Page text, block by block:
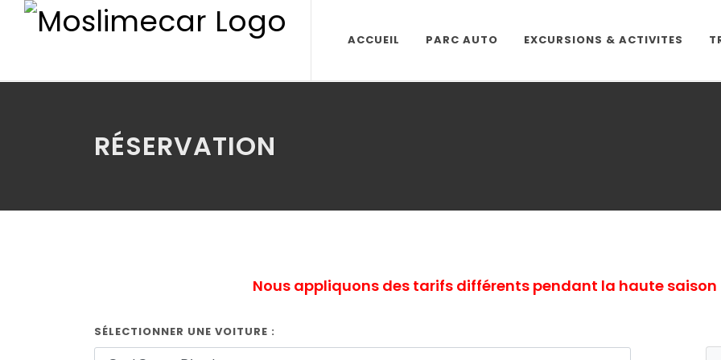
ACCUEIL PARC AUTO EXCURSIONS & ACTIVITES
RÉSERVATION
Nous appliquons des tarifs différents pendant la haute
SÉLECTIONNER UNE VOITURE :